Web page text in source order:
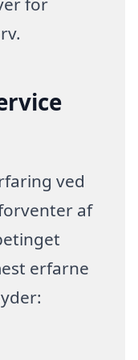
ved
af
erfarne